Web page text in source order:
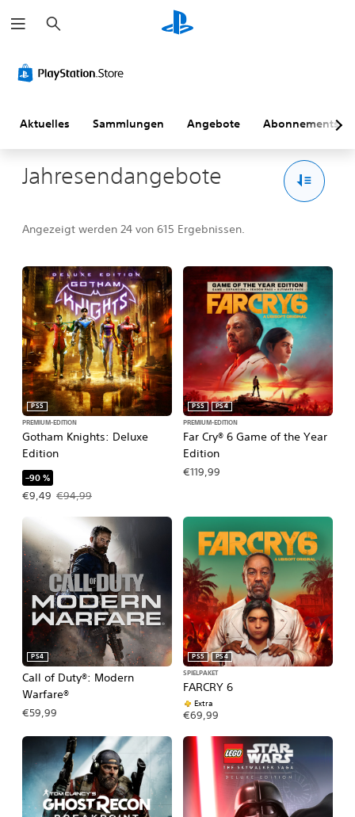
u
c
n
Aktuelles Sammlungen Angebote Abonnements
Jahresendangebote
Angezeigt werden 24 von 615 Ergebnissen.
Gotham Knights: Deluxe
Edition
PS5
PREMIUM-EDITION
–90 %
€9,49
Angebotspreis: €9,49 Ursprünglicher Preis: €94,99
€94,99
Far Cry® 6 Game of the Year
Edition
PS5
PS4
PREMIUM-EDITION
€119,99
Call of Duty®: Modern
Warfare®
PS4
€59,99
FARCRY 6
PS5
PS4
SPIELPAKET
Extra
€69,99